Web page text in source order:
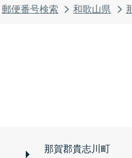
郵便番号検索 和歌山県
那賀郡貴志川町